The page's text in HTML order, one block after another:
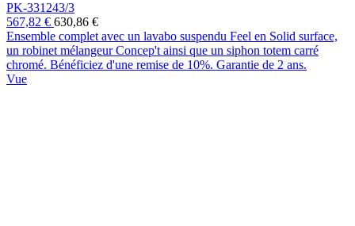
PK-331243/3
567,82 € 630,86 €
Ensemble complet avec un lavabo suspendu Feel en Solid surface,
un robinet mélangeur Concep't ainsi que un siphon totem carré
chromé. Bénéficiez d'une remise de 10%. Garantie de 2 ans.
Vue